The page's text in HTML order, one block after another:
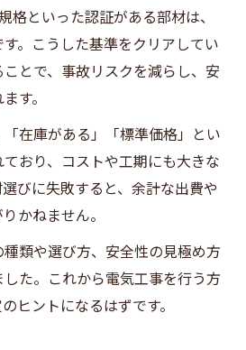
格といった認証がある部材は、
。こうした基準をクリアしてい
とで、事故リスクを減らし、安
す。
在庫がある」「標準価格」とい
おり、コストや工期にも大きな
びに失敗すると、余計な出費や
かねません。
類や選び方、安全性の見極め方
た。これから電気工事を行う方
ヒントになるはずです。